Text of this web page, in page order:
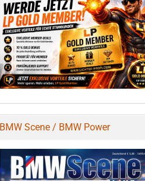
BMW Scene / BMW Power